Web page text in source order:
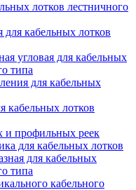
лотков лестничного
для кабельных лотков
угловая для кабельных
типа
для кабельных
кабельных лотков
и профильных реек
для кабельных лотков
для кабельных
типа
кабельного